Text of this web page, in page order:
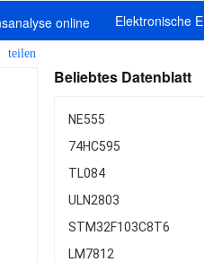
online Elektronische
teilen
Beliebtes Datenblatt
NE555
74HC595
TL084
ULN2803
STM32F103C8T6
LM7812